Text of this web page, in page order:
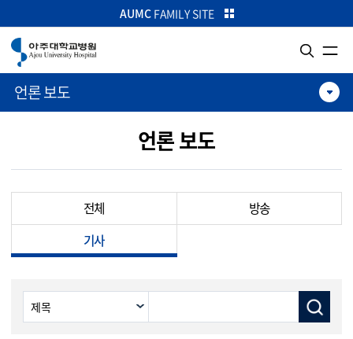
본문으로 가기
주메뉴로 가기
카피라이트로 가기
AUMCFAMILY SITE
언론 보도
언론 보도
전체
방송
기사